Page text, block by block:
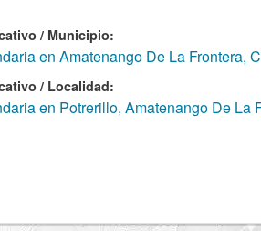
/ Municipio:
en Amatenango De La Frontera,
/ Localidad:
en Potrerillo, Amatenango De La